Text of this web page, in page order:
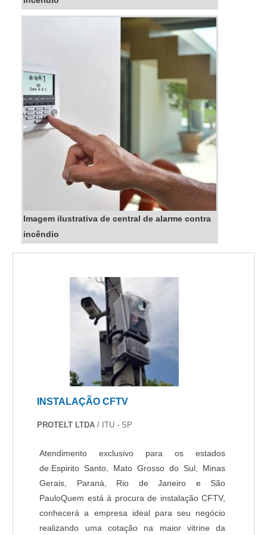
Imagem ilustrativa de central de alarme contra
incêndio
INSTALAÇÃO CFTV
PROTELT LTDA / ITU - SP
Atendimento exclusivo para os estados
de:Espirito Santo, Mato Grosso do Sul, Minas
Gerais, Paraná, Rio de Janeiro e São
PauloQuem está à procura de instalação CFTV,
conhecerá a empresa ideal para seu negócio
realizando uma cotação na maior vitrine da